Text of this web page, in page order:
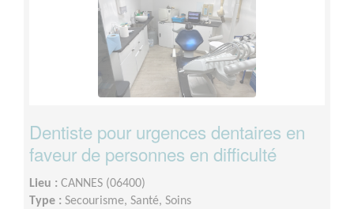
Dentiste pour urgences dentaires en
faveur de personnes en difficulté
Lieu : CANNES (06400)
Type : Secourisme, Santé, Soins